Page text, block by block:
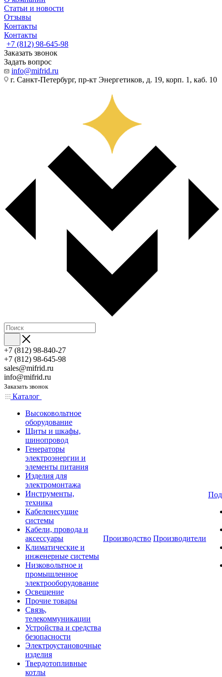
Статьи и новости
Отзывы
Контакты
Контакты
+7 (812) 98-645-98
Заказать звонок
Задать вопрос
info@mifrid.ru
г. Санкт-Петербург, пр-кт Энергетиков, д. 19, корп. 1, каб. 10
+7 (812) 98-840-27
+7 (812) 98-645-98
sales@mifrid.ru
info@mifrid.ru
Заказать звонок
Каталог
Высоковольтное
оборудование
Щиты и шкафы,
шинопровод
Генераторы
электроэнергии и
элементы питания
Изделия для
электромонтажа
Инструменты,
техника
Кабеленесущие
системы
Кабели, провода и
аксессуары
Климатические и
инженерные системы
Низковольтное и
промышленное
электрооборудование
Освещение
Прочие товары
Связь,
телекоммуникации
Устройства и средства
безопасности
Электроустановочные
изделия
Твердотопливные
котлы
Производство Производители